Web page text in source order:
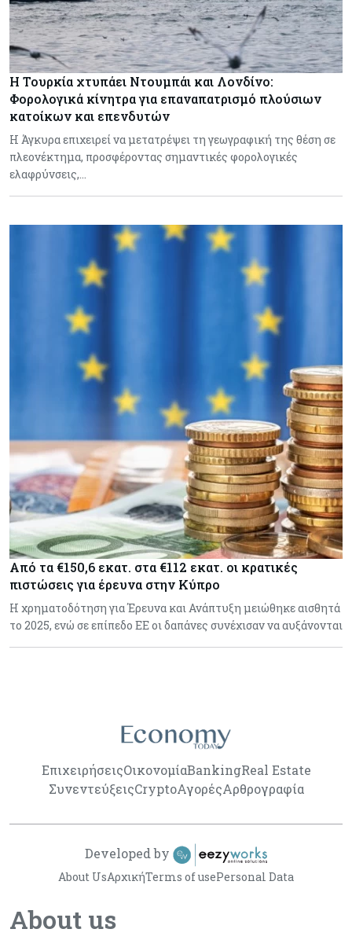
Η Τουρκία χτυπάει Ντουμπάι και Λονδίνο:
Φορολογικά κίνητρα για επαναπατρισμό πλούσιων
κατοίκων και επενδυτών
Η Άγκυρα επιχειρεί να μετατρέψει τη γεωγραφική της θέση σε
πλεονέκτημα, προσφέροντας σημαντικές φορολογικές
ελαφρύνσεις,…
Από τα €150,6 εκατ. στα €112 εκατ. οι κρατικές
πιστώσεις για έρευνα στην Κύπρο
Η χρηματοδότηση για Έρευνα και Ανάπτυξη μειώθηκε αισθητά
το 2025, ενώ σε επίπεδο ΕΕ οι δαπάνες συνέχισαν να αυξάνονται
ΕπιχειρήσειςΟικονομίαBankingReal Estate
ΣυνεντεύξειςCryptoΑγορέςΑρθρογραφία
About us
About UsΑρχικήTerms of usePersonal Data
Developed by